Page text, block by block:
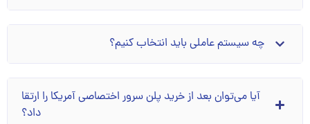
چه سیستم عاملی باید انتخاب کنیم؟
آیا می‌توان بعد از خرید پلن سرور اختصاصی آمریکا را ارتقا
داد؟